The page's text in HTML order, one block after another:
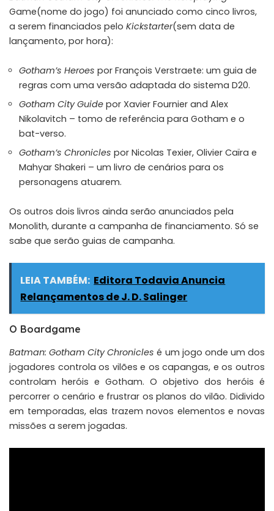
Game(nome do jogo) foi anunciado como cinco livros,
a serem financiados pelo Kickstarter(sem data de
lançamento, por hora):
Gotham’s Heroes por François Verstraete: um guia de
regras com uma versão adaptada do sistema D20.
Gotham City Guide por Xavier Fournier and Alex
Nikolavitch – tomo de referência para Gotham e o
bat-verso.
Gotham’s Chronicles por Nicolas Texier, Olivier Caïra e
Mahyar Shakeri – um livro de cenários para os
personagens atuarem.
Os outros dois livros ainda serão anunciados pela
Monolith, durante a campanha de financiamento. Só se
sabe que serão guias de campanha.
LEIA TAMBÉM: Editora Todavia Anuncia
Relançamentos de J. D. Salinger
O Boardgame
Batman: Gotham City Chronicles é um jogo onde um dos
jogadores controla os vilões e os capangas, e os outros
controlam heróis e Gotham. O objetivo dos heróis é
percorrer o cenário e frustrar os planos do vilão. Didivido
em temporadas, elas trazem novos elementos e novas
missões a serem jogadas.